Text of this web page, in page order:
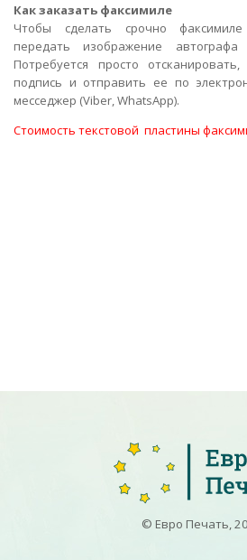
Как заказать факсимиле
Чтобы сделать срочно
передать изображение
Потребуется просто
подпись и отправить ее по
месседжер (Viber, WhatsApp).
Стоимость текстовой пластины
© Евро Печать,